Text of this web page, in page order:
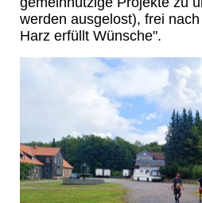
werden ausgelost), frei
Harz erfüllt Wünsche".